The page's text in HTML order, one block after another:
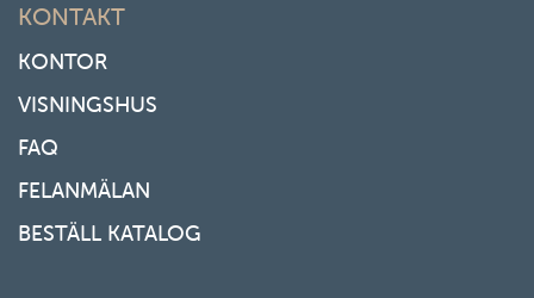
KONTAKT
KONTOR
VISNINGSHUS
FAQ
FELANMÄLAN
BESTÄLL KATALOG